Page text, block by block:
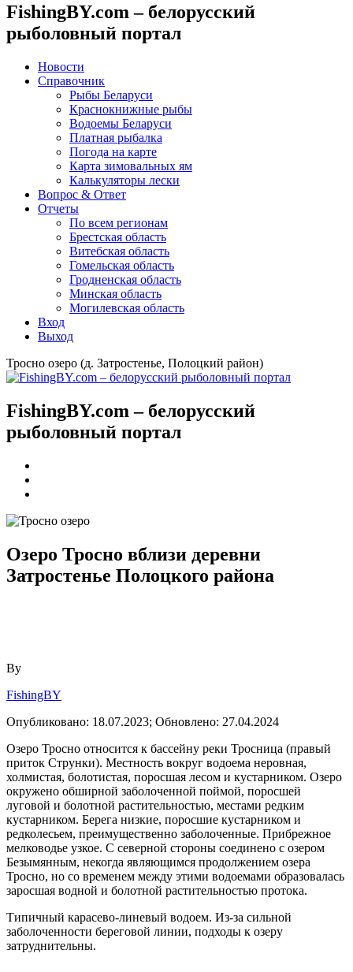
FishingBY.com – белорусский
рыболовный портал
Новости
Справочник
Рыбы Беларуси
Краснокнижные рыбы
Водоемы Беларуси
Платная рыбалка
Погода на карте
Карта зимовальных ям
Калькуляторы лески
Вопрос & Ответ
Отчеты
По всем регионам
Брестская область
Витебская область
Гомельская область
Гродненская область
Минская область
Могилевская область
Вход
Выход
Тросно озеро (д. Затростенье, Полоцкий район)
FishingBY.com – белорусский
рыболовный портал
Озеро Тросно вблизи деревни
Затростенье Полоцкого района
By
FishingBY
Опубликовано: 18.07.2023; Обновлено: 27.04.2024
Озеро Тросно относится к бассейну реки Тросница (правый
приток Струнки). Местность вокруг водоема неровная,
холмистая, болотистая, поросшая лесом и кустарником. Озеро
окружено обширной заболоченной поймой, поросшей
луговой и болотной растительностью, местами редким
кустарником. Берега низкие, поросшие кустарником и
редколесьем, преимущественно заболоченные. Прибрежное
мелководье узкое. С северной стороны соединено с озером
Безымянным, некогда являющимся продолжением озера
Тросно, но со временем между этими водоемами образовалась
заросшая водной и болотной растительностью протока.
Типичный карасево-линевый водоем. Из-за сильной
заболоченности береговой линии, подходы к озеру
затруднительны.